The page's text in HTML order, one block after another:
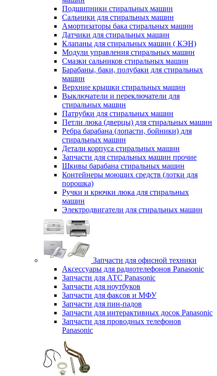
Подшипники стиральных машин
Сальники для стиральных машин
Амортизаторы бака стиральных машин
Датчики для стиральных машин
Клапаны для стиральных машин ( КЭН)
Модули управления стиральных машин
Смазки сальников стиральных машин
Барабаны, баки, полубаки для стиральных
машин
Верхние крышки стиральных машин
Выключатели и переключатели для
стиральных машин
Патрубки для стиральных машин
Петли люка (дверцы) для стиральных машин
Ребра барабана (лопасти, бойники) для
стиральных машин
Детали корпуса стиральных машин
Запчасти для стиральных машин прочие
Шкивы барабана стиральных машин
Контейнеры моющих средств (лотки для
порошка)
Ручки и крючки люка для стиральных
машин
Электродвигатели для стиральных машин
Запчасти для офисной техники
Аксессуары для радиотелефонов Panasonic
Запчасти для АТС Panasonic
Запчасти для ноутбуков
Запчасти для факсов и МФУ
Запчасти для пин-падов
Запчасти для интерактивных досок Panasonic
Запчасти для проводных телефонов
Panasonic